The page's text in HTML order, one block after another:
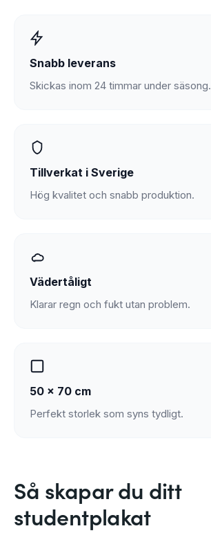
Snabb leverans
Skickas inom 24 timmar under säsong.
Tillverkat i Sverige
Hög kvalitet och snabb produktion.
Vädertåligt
Klarar regn och fukt utan problem.
50 × 70 cm
Perfekt storlek som syns tydligt.
Så skapar du ditt
studentplakat